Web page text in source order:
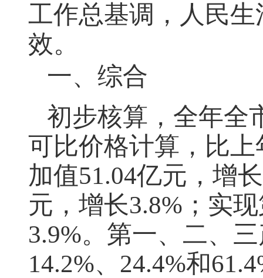
工作总基调，人民
效。
一、综合
初步核算，全年全
可比价格计算，比
加值51.04亿元，增
元，增长3.8%；实
3.9%。第一、二、
14.2%、24.4%和